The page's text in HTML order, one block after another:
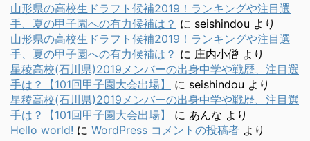
山形県の高校生ドラフト候補2019！ランキングや注目選
手、夏の甲子園への有力候補は？ に seishindou より
山形県の高校生ドラフト候補2019！ランキングや注目選
手、夏の甲子園への有力候補は？ に 庄内小僧 より
星稜高校(石川県)2019メンバーの出身中学や戦歴、注目選
手は？【101回甲子園大会出場】
に seishindou より
星稜高校(石川県)2019メンバーの出身中学や戦歴、注目選
手は？【101回甲子園大会出場】
に あんな より
Hello world! に WordPress コメントの投稿者 より